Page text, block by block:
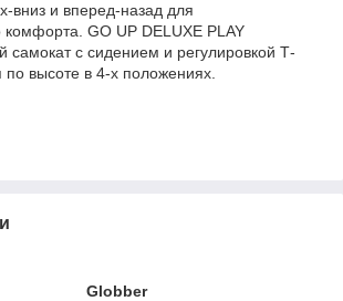
вниз и вперед-назад для
комфорта. GO UP DELUXE PLAY
самокат с сидением и регулировкой Т-
по высоте в 4-х положениях.
Globber